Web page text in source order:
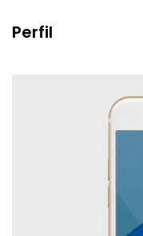
Perfil